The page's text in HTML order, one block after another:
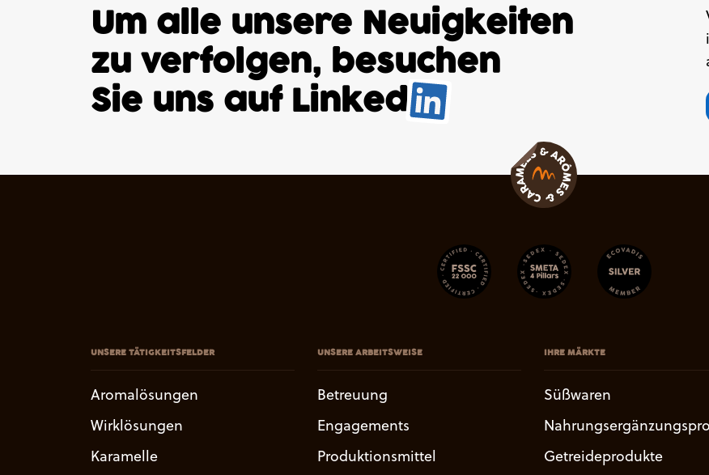
Um alle unsere Neuigkeiten
zu verfolgen, besuchen
Sie uns auf Linked.
UNSERE TÄTIGKEITSFELDER
Aromalösungen
Wirklösungen
Karamelle
UNSERE ARBEITSWEISE
Betreuung
Engagements
Produktionsmittel
IHRE MÄRKTE
Süßwaren
Getreideprodukte